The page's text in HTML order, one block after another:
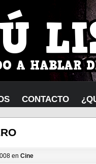
CONTACTO
en Cine